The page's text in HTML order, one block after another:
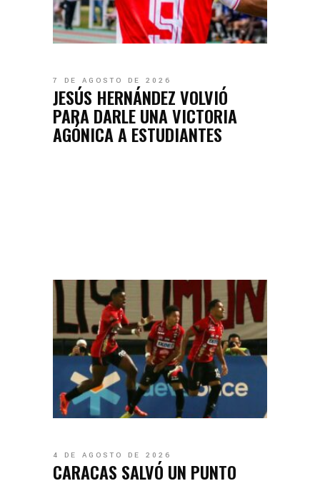
7 DE AGOSTO DE 2026
JESÚS HERNÁNDEZ VOLVIÓ
PARA DARLE UNA VICTORIA
AGÓNICA A ESTUDIANTES
4 DE AGOSTO DE 2026
CARACAS SALVÓ UN PUNTO